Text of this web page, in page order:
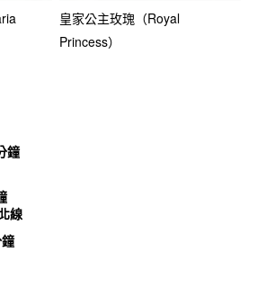
皇家公主玫瑰（Royal
Princess）
鐘
線